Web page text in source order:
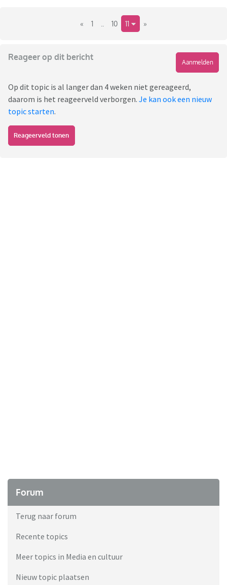
« 1 10 11 »
Reageer op dit bericht
Aanmelden
Op dit topic is al langer dan 4 weken niet gereageerd,
daarom is het reageerveld verborgen. Je kan ook een nieuw
topic starten.
Reageerveld tonen
Forum
Terug naar forum
Recente topics
Meer topics in Media en cultuur
Nieuw topic plaatsen